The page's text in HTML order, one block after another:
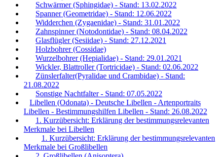
Schwärmer (Sphingidae) - Stand: 13.02.2022
Spanner (Geometridae) - Stand: 12.06.2022
Widderchen (Zygaenidae) - Stand: 31.01.2022
Zahnspinner (Notodontidae) - Stand: 08.04.2022
Glasflügler (Sesiidae) - Stand: 27.12.2021
Holzbohrer (Cossidae)
Wurzelbohrer (Hepialidae) - Stand: 29.01.2021
Wickler, Blattroller (Tortricidae) - Stand: 02.06.2022
Zünslerfalter(Pyralidae und Crambidae) - Stand:
21.08.2022
Sonstige Nachtfalter - Stand: 07.05.2022
Libellen (Odonata) - Deutsche Libellen - Artenportraits
Libellen - Bestimmungshilfen Libellen - Stand: 26.08.2022
1. Kurzübersicht: Erklärung der bestimmungsrelevanten
Merkmale bei Libellen
1. Kurzübersicht: Erklärung der bestimmungsrelevanten
Merkmale bei Großlibellen